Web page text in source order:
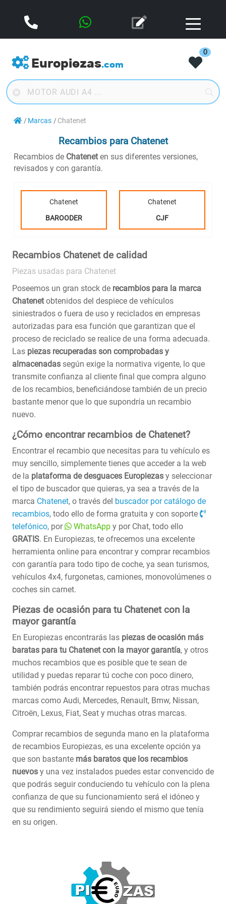
Europiezas.com
0
Marcas Chatenet
Recambios para Chatenet
Recambios de Chateneten sus diferentes versiones,
revisados y con garantía.
Chatenet
BAROODER
Chatenet
CJF
Recambios Chatenet de calidad
Piezas usadas para Chatenet
Poseemos un gran stock de recambios para la marca
Chatenetobtenidos del despiece de vehículos
siniestrados o fuera de uso y reciclados en empresas
autorizadas para esa función que garantizan que el
proceso de reciclado se realice de una forma adecuada.
Las piezas recuperadas son comprobadas y
almacenadas según exige la normativa vigente, lo que
transmite confianza al cliente final que compra alguno
de los recambios, beneficiándose también de un precio
bastante menor que lo que supondría un recambio
nuevo.
¿Cómo encontrar recambios de Chatenet?
Encontrar el recambio que necesitas para tu vehículo es
muy sencillo, simplemente tienes que acceder a la web
de la plataforma de desguaces Europiezas y seleccionar
el tipo de buscador que quieras, ya sea a través de la
marca Chatenet, o través del buscador por catálogo de
recambios, todo ello de forma gratuita y con soporte
telefónico, por WhatsApp y por Chat, todo ello
GRATIS. En Europiezas, te ofrecemos una excelente
herramienta online para encontrar y comprar recambios
con garantía para todo tipo de coche, ya sean turismos,
vehículos 4x4, furgonetas, camiones, monovolúmenes o
coches sin carnet.
Piezas de ocasión para tu Chatenet con la
mayor garantía
En Europiezas encontrarás las piezas de ocasión más
baratas para tu Chatenet con la mayor garantía, y otros
muchos recambios que es posible que te sean de
utilidad y puedas reparar tú coche con poco dinero,
también podrás encontrar repuestos para otras muchas
marcas como Audi, Mercedes, Renault, Bmw, Nissan,
Citroën, Lexus, Fiat, Seat y muchas otras marcas.
Comprar recambios de segunda mano en la plataforma
de recambios Europiezas, es una excelente opción ya
que son bastante más baratos que los recambios
nuevos y una vez instalados puedes estar convencido de
que podrás seguir conduciendo tu vehículo con la plena
confianza de que su funcionamiento será el idóneo y
que su rendimiento seguirá siendo el mismo que tenía
en su origen.